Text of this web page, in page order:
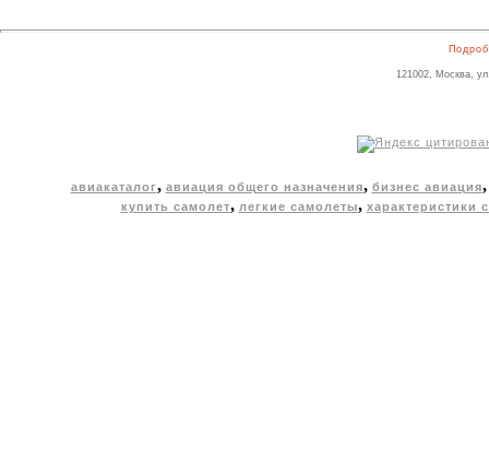
121002, Москва,
авиакаталог, авиация общего назначения, бизнес авиация
купить самолет, легкие самолеты, характеристики